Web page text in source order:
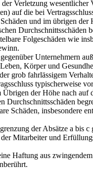
Verletzung wesentlicher
auf die bei
und im übrigen der
Durchschnittsschäden
Folgeschäden wie
Unternehmern
Körper und
grob fahrlässigem
typischerweise
Übrigen der Höhe nach auf
Durchschnittsschäden
Schäden, insbesondere
der Absätze a bis c
Mitarbeiter und
Haftung aus